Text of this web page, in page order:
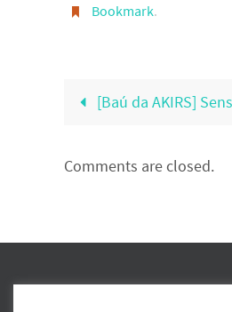
Bookmark.
[Baú da AKIRS]
Comments are closed.